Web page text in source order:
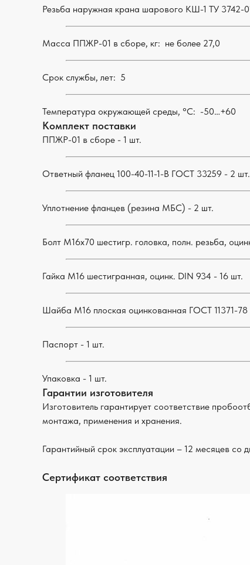
Резьба наружная крана шарового КШ-1 ТУ 3742-
Масса ППЖР-01 в сборе, кг: не более 27,0
Срок службы, лет: 5
Температура окружающей среды, °С: -50…+60
Комплект поставки
ППЖР-01 в сборе - 1 шт.
Ответный фланец 100-40-11-1-B ГОСТ 33259 - 2 шт.
Уплотнение фланцев (резина МБС) - 2 шт.
Болт М16х70 шестигр. головка, полн. резьба,
Гайка М16 шестигранная, оцинк. DIN 934 - 16 шт.
Шайба М16 плоская оцинкованная ГОСТ 11371-78
Паспорт - 1 шт.
Упаковка - 1 шт.
Гарантии изготовителя
Изготовитель гарантирует соответствие
монтажа, применения и хранения.
Гарантийный срок эксплуатации – 12 месяцев со
Сертификат соответствия